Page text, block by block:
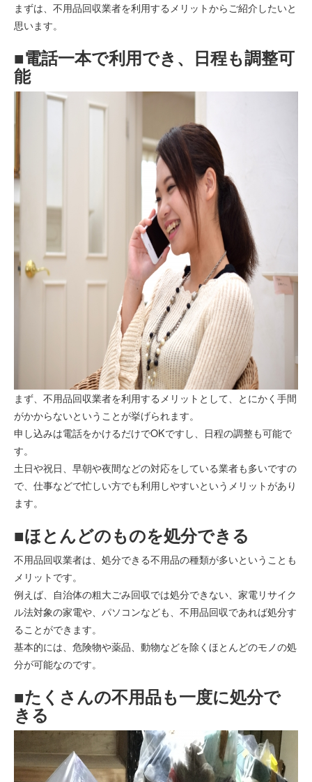
まずは、不用品回収業者を利用するメリットからご紹介したいと
思います。
■電話一本で利用でき、日程も調整可
能
まず、不用品回収業者を利用するメリットとして、とにかく手間
がかからないということが挙げられます。
申し込みは電話をかけるだけでOKですし、日程の調整も可能で
す。
土日や祝日、早朝や夜間などの対応をしている業者も多いですの
で、仕事などで忙しい方でも利用しやすいというメリットがあり
ます。
■ほとんどのものを処分できる
不用品回収業者は、処分できる不用品の種類が多いということも
メリットです。
例えば、自治体の粗大ごみ回収では処分できない、家電リサイク
ル法対象の家電や、パソコンなども、不用品回収であれば処分す
ることができます。
基本的には、危険物や薬品、動物などを除くほとんどのモノの処
分が可能なのです。
■たくさんの不用品も一度に処分で
きる